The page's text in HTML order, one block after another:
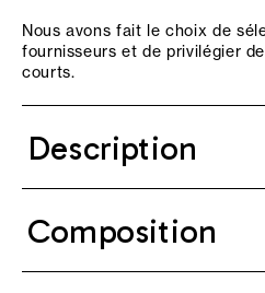
Nous avons fait le choix de
fournisseurs et de privilégier
courts.
Description
Composition